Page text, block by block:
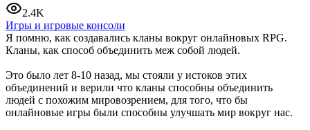
2.4K
Игры и игровые консоли
Я помню, как создавались кланы вокруг онлайновых RPG.
Кланы, как способ объединить меж собой людей.
Это было лет 8-10 назад, мы стояли у истоков этих
объединений и верили что кланы способны объединить
людей с похожим мировозрением, для того, что бы
онлайновые игры были способны улучшать мир вокруг нас.